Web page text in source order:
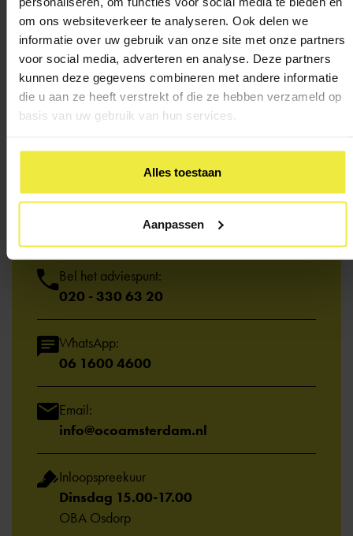
om ons websiteverkeer te analyseren. Ook delen we
informatie over uw gebruik van onze site met onze partners
voor social media, adverteren en analyse. Deze partners
kunnen deze gegevens combineren met andere informatie
die u aan ze heeft verstrekt of die ze hebben verzameld op
basis van uw gebruik van hun services.
Alles toestaan
Aanpassen
vraag?
Bel het adviespunt:
020 - 330 63 20
WhatsApp:
06 1600 4600
Email:
info@ocoamsterdam.nl
Inloopspreekuur
Dinsdag 15.00-17.00
OBA Osdorp